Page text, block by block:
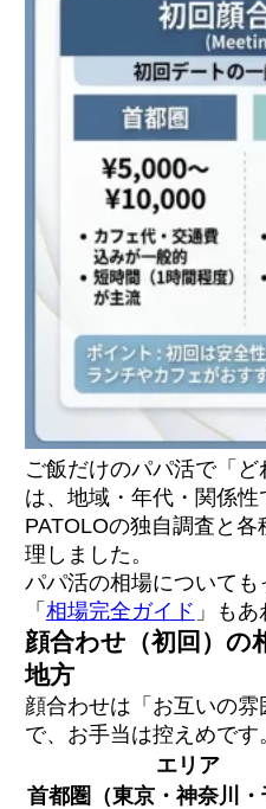
ご飯だけのパパ活で「ど
は、地域・年代・関係性
PATOLOの独自調査と
理しました。
パパ活の相場について
「 相場完全ガイド 」も
顔合わせ（初回）の
地方
顔合わせは「お互いの
で、お手当は控えめです
エリア
首都圏（東京・神奈川